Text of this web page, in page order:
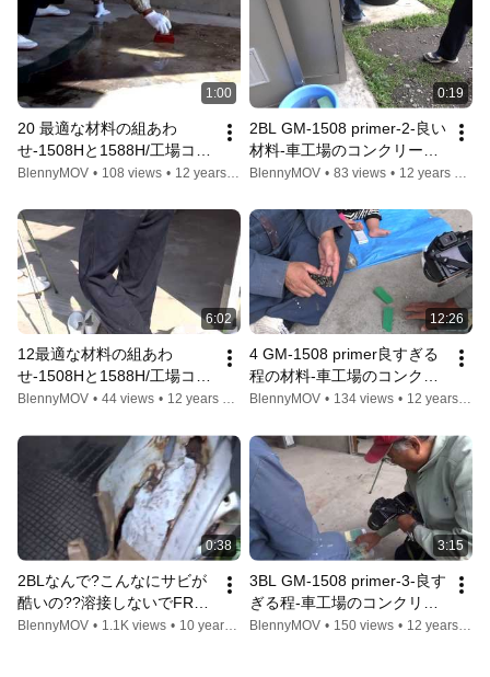
20100530-2
も!!20140117-1
1:00
20 最適な材料の組あわ
せ-1508Hと1588H/工場コン
クリ-床フロアー施工!!プラ
塵-落とし部品-水分]GM-
7775ゴム自作
BlennyMOV • 108 views •
0:19
2BL GM-1508 primer-2-良い
材料-車工場のコンクリート-
床フロアー施工!!プライマー
し部品の見やすさ-水分も吸
い込み対策]GM-7775ゴムの
自家製で
BlennyMOV • 83 views •
6:02
12最適な材料の組あわ
せ-1508Hと1588H/工場コン
クリ-床フロアー施工!!プラ
塵-落とし部品-水分]GM-
7775ゴム自作
BlennyMOV • 44 views • 12 years ago
12:26
4 GM-1508 primer良すぎる
程の材料-車工場のコンクリ
ート-床フロアー施工!!プラ
塵-落とし部品の見やすさ-水
分も吸い込み対策]GM-7775
ゴムの自家製で
BlennyMOV • 134 views • 12 years ago
0:38
2BLなんで?こんなにサビが
酷いの??溶接しないでFRP
で錆び穴塞いで、メンテナ
BlennyMOV • 1.1K views • 10 years ago
3:15
3BL GM-1508 primer-3-良す
ぎる程-車工場のコンクリー
ト-床フロアー施工!!プライ
BlennyMOV • 150 views • 12 years ago